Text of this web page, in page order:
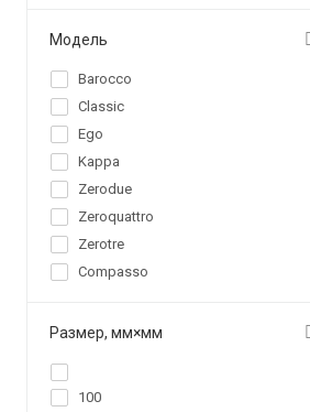
Модель
Barocco
Classic
Ego
Kappa
Zerodue
Zeroquattro
Zerotre
Сompasso
Размер, мм×мм
100